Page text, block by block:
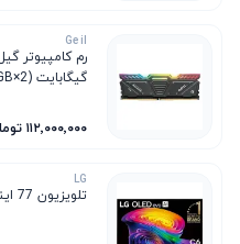
Geil
گیگابایت (2×16GB) فرکانس 6000MHz تایمینگ CL38
۱۱۲٬۰۰۰٬۰۰۰ تومان
LG
تلویزیون 77 اینچی ال جی OLED77C6